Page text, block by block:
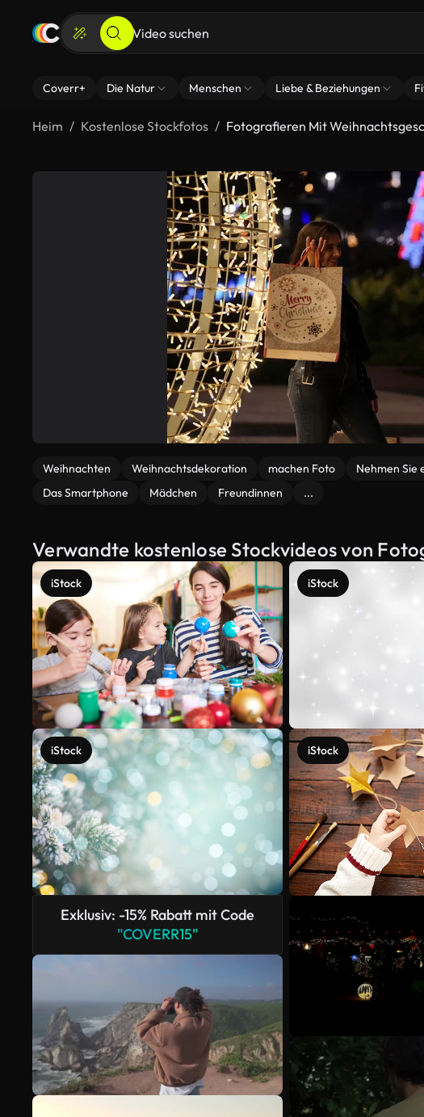
Coverr+ Die Natur Menschen Liebe & Beziehungen
Heim Kostenlose Stockfotos Fotografieren Mit
Weihnachten Weihnachtsdekoration machen Foto Nehmen Sie
Das Smartphone
Mädchen Freundinnen ...
Verwandte kostenlose Stockvideos von
iStock
iStock
Exklusiv: -15% Rabatt mit Code
"COVERR15"
iStock
iStock